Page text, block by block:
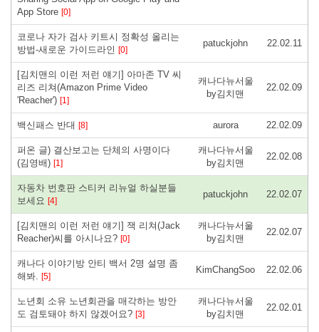
App Store [0]
코로나 자가 검사 키트시 정확성 올리는
방법-새로운 가이드라인 [0]
patuckjohn 22.02.11
[김치맨의 이런 저런 얘기] 아마존 TV 씨
리즈 리쳐(Amazon Prime Video
'Reacher') [1]
캐나다뉴서울
by김치맨
22.02.09
백신패스 반대 [8] aurora 22.02.09
퍼온 글) 결산보고는 단체의 사명이다
(김영배) [1]
캐나다뉴서울
by김치맨
22.02.08
자동차 번호판 스티커 리뉴얼 하실분들
보세요 [4]
patuckjohn 22.02.07
[김치맨의 이런 저런 얘기] 잭 리쳐(Jack
Reacher)씨를 아시나요? [0]
캐나다뉴서울
by김치맨
22.02.07
캐나다 이야기방 안티 백서 2명 설명 좀
해봐. [5]
KimChangSoo 22.02.06
노년회 소유 노년회관을 매각하는 방안
도 검토돼야 하지 않겠어요? [3]
캐나다뉴서울
by김치맨
22.02.01